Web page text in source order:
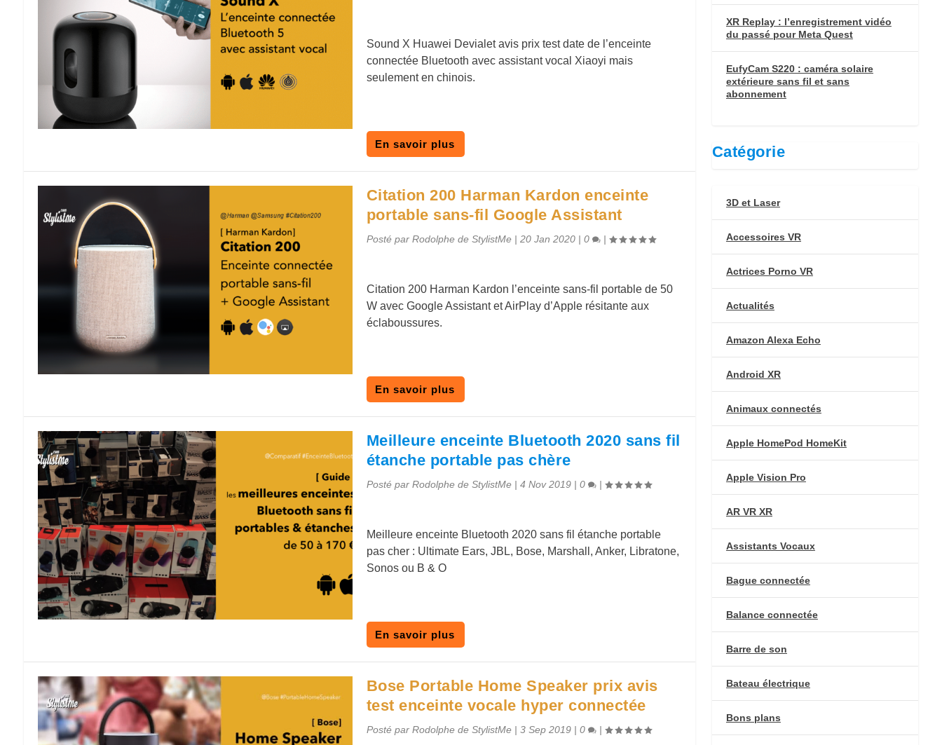
Sound X Huawei Devialet avis prix test date de l’enceinte
connectée Bluetooth avec assistant vocal Xiaoyi mais
seulement en chinois.
En savoir plus
Citation 200 Harman Kardon enceinte
portable sans-fil Google Assistant
Posté par Rodolphe de StylistMe| 20 Jan 2020| 0 |
Citation 200 Harman Kardon l’enceinte sans-fil portable de 50
W avec Google Assistant et AirPlay d’Apple résitante aux
éclaboussures.
En savoir plus
Meilleure enceinte Bluetooth 2020 sans fil
étanche portable pas chère
Posté par Rodolphe de StylistMe| 4 Nov 2019| 0 |
Meilleure enceinte Bluetooth 2020 sans fil étanche portable
pas cher : Ultimate Ears, JBL, Bose, Marshall, Anker, Libratone,
Sonos ou B & O
En savoir plus
Bose Portable Home Speaker prix avis
test enceinte vocale hyper connectée
Posté par Rodolphe de StylistMe| 3 Sep 2019| 0 |
XR Replay : l’enregistrement vidéo
du passé pour Meta Quest
EufyCam S220 : caméra solaire
extérieure sans fil et sans
abonnement
Catégorie
3D et Laser
Accessoires VR
Actrices Porno VR
Actualités
Amazon Alexa Echo
Android XR
Animaux connectés
Apple HomePod HomeKit
Apple Vision Pro
AR VR XR
Assistants Vocaux
Bague connectée
Balance connectée
Barre de son
Bateau électrique
Bons plans